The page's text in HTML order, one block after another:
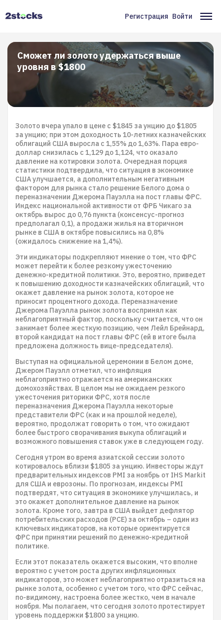
Меню
учётной
записи
пользователя
Регистрация Войти
Сможет ли золото удержаться выше
уровня в $1800
Золото вчера упало в цене с $1845 за унцию до $1805
за унцию; при этом доходность 10-летних казначейских
облигаций США выросла с 1,55% до 1,63%. Пара евро-
доллар снизилась с 1,129 до 1,124, что оказало
давление на котировки золота. Очередная порция
статистики подтвердила, что ситуация в экономике
США улучшается, а дополнительным негативным
фактором для рынка стало решение Белого дома о
переназначении Джерома Пауэлла на пост главы ФРС.
Индекс национальной активности от ФРБ Чикаго за
октябрь вырос до 0,76 пункта (консенсус-прогноз
предполагал 0,1), а продажи жилья на вторичном
рынке в США в октябре повысились на 0,8%
(ожидалось снижение на 1,4%).
Эти индикаторы подкрепляют мнение о том, что ФРС
может перейти к более резкому ужесточению
денежно-кредитной политики. Это, вероятно, приведет
к повышению доходности казначейских облигаций, что
окажет давление на рынок золота, которое не
приносит процентного дохода. Переназначение
Джерома Пауэлла рынок золота воспринял как
неблагоприятный фактор, поскольку считается, что он
занимает более жесткую позицию, чем Лейл Брейнард,
второй кандидат на пост главы ФРС (ей в итоге была
предложена должность вице-председателя).
Выступая на официальной церемонии в Белом доме,
Джером Пауэлл отметил, что инфляция
неблагоприятно отражается на американских
домохозяйствах. В целом мы не ожидаем резкого
ужесточения риторики ФРС, хотя после
переназначения Джерома Пауэлла некоторые
представители ФРС (как и на прошлой неделе),
вероятно, продолжат говорить о том, что ожидают
более быстрого сворачивания выкупа облигаций и
возможного повышения ставок уже в следующем году.
Сегодня утром во время азиатской сессии золото
котировалось вблизи $1805 за унцию. Инвесторы ждут
предварительных индексов PMI за ноябрь от IHS Markit
для США и еврозоны. По прогнозам, индексы PMI
подтвердят, что ситуация в экономике улучшилась, и
это окажет дополнительное давление на рынок
золота. Кроме того, завтра в США выйдет дефлятор
потребительских расходов (РСЕ) за октябрь – один из
ключевых индикаторов, на которые ориентируется
ФРС при принятии решений по денежно-кредитной
политике.
Если этот показатель окажется высоким, что вполне
вероятно с учетом роста других инфляционных
индикаторов, это может неблагоприятно отразиться на
рынке золота, особенно с учетом того, что ФРС сейчас,
по-видимому, настроена более жестко, чем в начале
ноября. Мы полагаем, что сегодня золото протестирует
уровень поддержки $1800 за унцию.